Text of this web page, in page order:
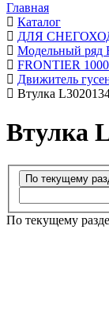
Главная
Каталог
ДЛЯ
Модельный ряд
FRONTIER 1000
Движитель
Втулка
Втулка
По текущему